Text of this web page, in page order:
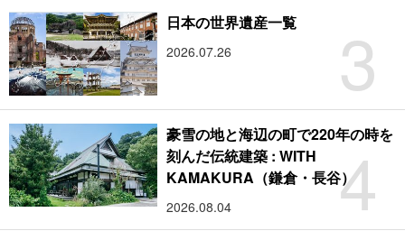
3
日本の世界遺産一覧
2026.07.26
4
豪雪の地と海辺の町で220年の時を
刻んだ伝統建築 : WITH
KAMAKURA（鎌倉・長谷）
2026.08.04